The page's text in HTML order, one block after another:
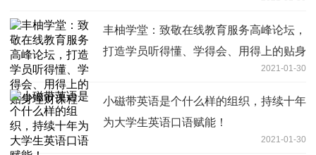
丰柚学堂：致敬在线教育服务高峰论坛，
打造学员听得懂、学得会、用得上的贴身
2021-01-30
小磁带英语是个什么样的组织，持续十年
为大学生英语口语赋能！
2021-01-30